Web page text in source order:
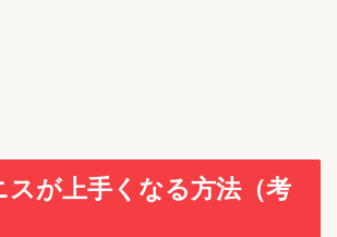
スが上手くなる方法（考